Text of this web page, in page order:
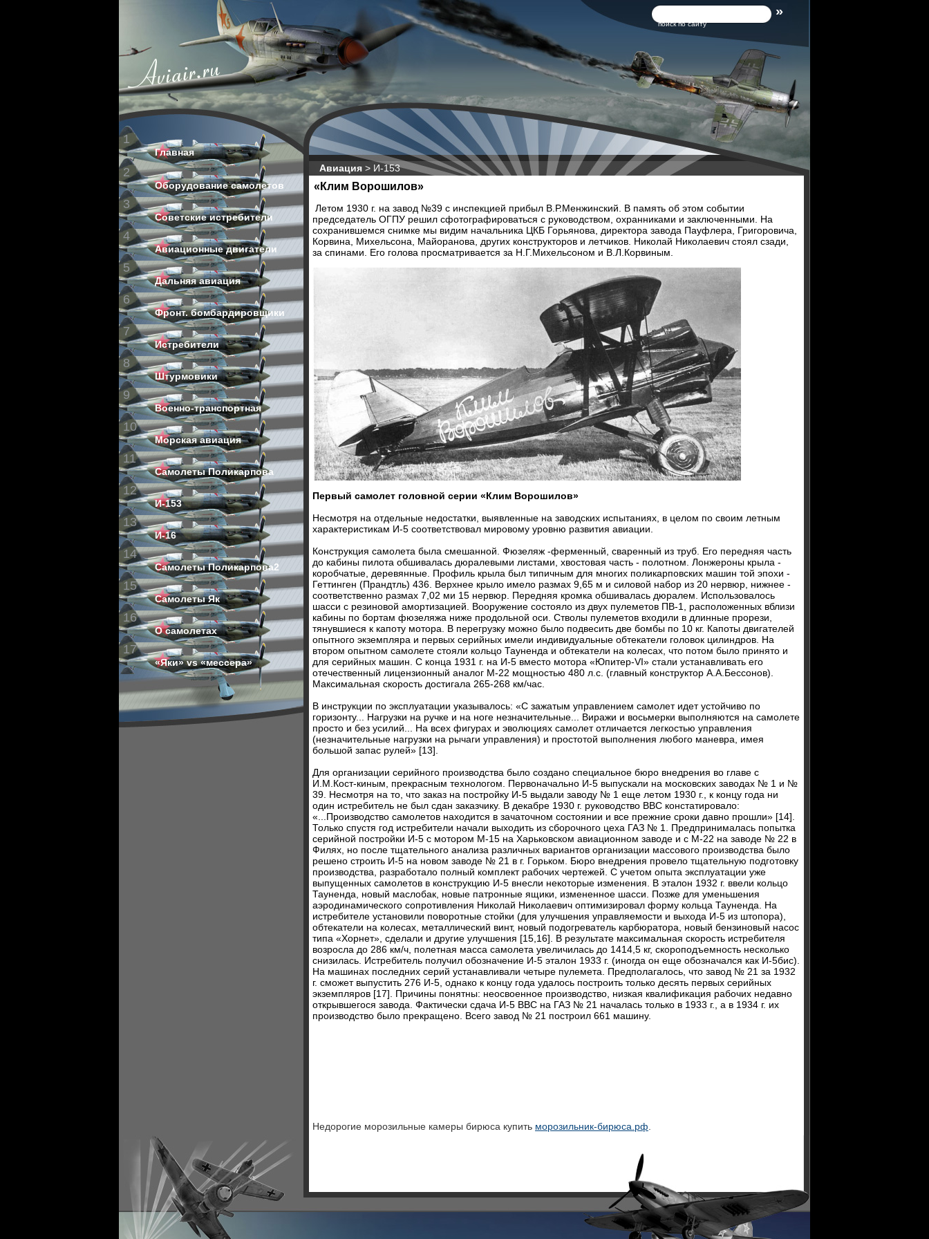
поиск по сайту
1
Главная
2
Оборудование самолетов
3
Советские истребители
4
Авиационные двигатели
5
Дальняя авиация
6
Фронт. бомбардировщики
7
Истребители
8
Штурмовики
9
Военно-транспортная
10
Морская авиация
11
Самолеты Поликарпова
12
И-153
13
И-16
14
Самолеты Поликарпова2
15
Самолеты Як
16
О самолетах
17
«Яки» vs «мессера»
Авиация > И-153
«Клим Ворошилов»
Летом 1930 г. на завод №39 с инспекцией прибыл В.Р.Менжинский. В память об этом событии
председатель ОГПУ решил сфотографироваться с руководством, охранниками и заключенными. На
сохранившемся снимке мы видим начальника ЦКБ Горьянова, директора завода Пауфлера, Григоровича,
Корвина, Михельсона, Майоранова, других конструкторов и летчиков. Николай Николаевич стоял сзади,
за спинами. Его голова просматривается за Н.Г.Михельсоном и В.Л.Корвиным.
Первый самолет головной серии «Клим Ворошилов»
Несмотря на отдельные недостатки, выявленные на заводских испытаниях, в целом по своим летным
характеристикам И-5 соответствовал мировому уровню развития авиации.
Конструкция самолета была смешанной. Фюзеляж -ферменный, сваренный из труб. Его передняя часть
до кабины пилота обшивалась дюралевыми листами, хвостовая часть - полотном. Лонжероны крыла -
коробчатые, деревянные. Профиль крыла был типичным для многих поликарповских машин той эпохи -
Геттинген (Прандтль) 436. Верхнее крыло имело размах 9,65 м и силовой набор из 20 нервюр, нижнее -
соответственно размах 7,02 ми 15 нервюр. Передняя кромка обшивалась дюралем. Использовалось
шасси с резиновой амортизацией. Вооружение состояло из двух пулеметов ПВ-1, расположенных вблизи
кабины по бортам фюзеляжа ниже продольной оси. Стволы пулеметов входили в длинные прорези,
тянувшиеся к капоту мотора. В перегрузку можно было подвесить две бомбы по 10 кг. Капоты двигателей
опытного экземпляра и первых серийных имели индивидуальные обтекатели головок цилиндров. На
втором опытном самолете стояли кольцо Тауненда и обтекатели на колесах, что потом было принято и
для серийных машин. С конца 1931 г. на И-5 вместо мотора «Юпитер-VI» стали устанавливать его
отечественный лицензионный аналог М-22 мощностью 480 л.с. (главный конструктор А.А.Бессонов).
Максимальная скорость достигала 265-268 км/час.
В инструкции по эксплуатации указывалось: «С зажатым управлением самолет идет устойчиво по
горизонту... Нагрузки на ручке и на ноге незначительные... Виражи и восьмерки выполняются на самолете
просто и без усилий... На всех фигурах и эволюциях самолет отличается легкостью управления
(незначительные нагрузки на рычаги управления) и простотой выполнения любого маневра, имея
большой запас рулей» [13].
Для организации серийного производства было создано специальное бюро внедрения во главе с
И.М.Кост-киным, прекрасным технологом. Первоначально И-5 выпускали на московских заводах № 1 и №
39. Несмотря на то, что заказ на постройку И-5 выдали заводу № 1 еще летом 1930 г., к концу года ни
один истребитель не был сдан заказчику. В декабре 1930 г. руководство ВВС констатировало:
«...Производство самолетов находится в зачаточном состоянии и все прежние сроки давно прошли» [14].
Только спустя год истребители начали выходить из сборочного цеха ГАЗ № 1. Предпринималась попытка
серийной постройки И-5 с мотором М-15 на Харьковском авиационном заводе и с М-22 на заводе № 22 в
Филях, но после тщательного анализа различных вариантов организации массового производства было
решено строить И-5 на новом заводе № 21 в г. Горьком. Бюро внедрения провело тщательную подготовку
производства, разработало полный комплект рабочих чертежей. С учетом опыта эксплуатации уже
выпущенных самолетов в конструкцию И-5 внесли некоторые изменения. В эталон 1932 г. ввели кольцо
Тауненда, новый маслобак, новые патронные ящики, измененное шасси. Позже для уменьшения
аэродинамического сопротивления Николай Николаевич оптимизировал форму кольца Тауненда. На
истребителе установили поворотные стойки (для улучшения управляемости и выхода И-5 из штопора),
обтекатели на колесах, металлический винт, новый подогреватель карбюратора, новый бензиновый насос
типа «Хорнет», сделали и другие улучшения [15,16]. В результате максимальная скорость истребителя
возросла до 286 км/ч, полетная масса самолета увеличилась до 1414,5 кг, скороподъемность несколько
снизилась. Истребитель получил обозначение И-5 эталон 1933 г. (иногда он еще обозначался как И-5бис).
На машинах последних серий устанавливали четыре пулемета. Предполагалось, что завод № 21 за 1932
г. сможет выпустить 276 И-5, однако к концу года удалось построить только десять первых серийных
экземпляров [17]. Причины понятны: неосвоенное производство, низкая квалификация рабочих недавно
открывшегося завода. Фактически сдача И-5 ВВС на ГАЗ № 21 началась только в 1933 г., а в 1934 г. их
производство было прекращено. Всего завод № 21 построил 661 машину.
Недорогие морозильные камеры бирюса купить морозильник-бирюса.рф